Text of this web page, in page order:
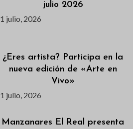
julio 2026
1 julio, 2026
¿Eres artista? Participa en la
nueva edición de «Arte en
Vivo»
1 julio, 2026
Manzanares El Real presenta